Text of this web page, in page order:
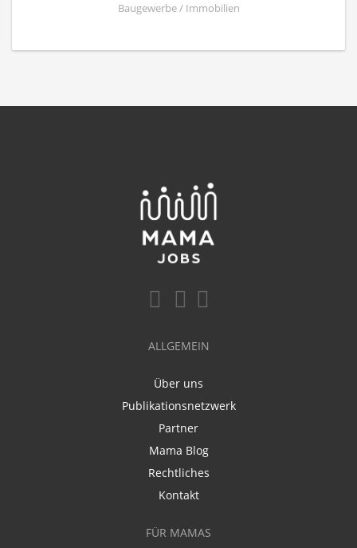
Baugewerbe / Immobilien
ALLGEMEIN
Über uns
Publikationsnetzwerk
Partner
Mama Blog
Rechtliches
Kontakt
FÜR MAMAS